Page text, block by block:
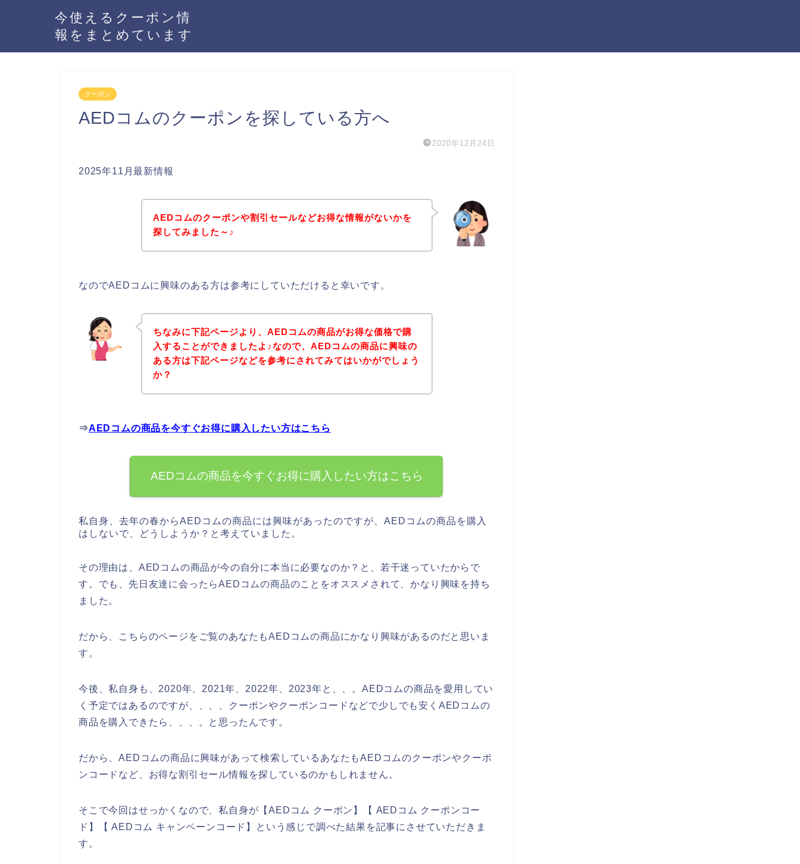
今使えるクーポン情
報をまとめています
クーポン
AEDコムのクーポンを探している方へ
2020年12月24日
2025年11月最新情報
AEDコムのクーポンや割引セールなどお得な情報がないかを
探してみました～♪
なのでAEDコムに興味のある方は参考にしていただけると幸いです。
ちなみに下記ページより、AEDコムの商品がお得な価格で購
入することができましたよ♪なので、AEDコムの商品に興味の
ある方は下記ページなどを参考にされてみてはいかがでしょう
か？
⇒AEDコムの商品を今すぐお得に購入したい方はこちら
AEDコムの商品を今すぐお得に購入したい方はこちら
私自身、去年の春からAEDコムの商品には興味があったのですが、AEDコムの商品を購入
はしないで、どうしようか？と考えていました。
その理由は、AEDコムの商品が今の自分に本当に必要なのか？と、若干迷っていたからで
す。でも、先日友達に会ったらAEDコムの商品のことをオススメされて、かなり興味を持ち
ました。
だから、こちらのページをご覧のあなたもAEDコムの商品にかなり興味があるのだと思いま
す。
今後、私自身も、2020年、2021年、2022年、2023年と、、。AEDコムの商品を愛用してい
く予定ではあるのですが、、、、クーポンやクーポンコードなどで少しでも安くAEDコムの
商品を購入できたら、、、。と思ったんです。
だから、AEDコムの商品に興味があって検索しているあなたもAEDコムのクーポンやクーポ
ンコードなど、お得な割引セール情報を探しているのかもしれません。
そこで今回はせっかくなので、私自身が【AEDコム クーポン】【 AEDコム クーポンコー
ド】【 AEDコム キャンペーンコード】という感じで調べた結果を記事にさせていただきま
す。